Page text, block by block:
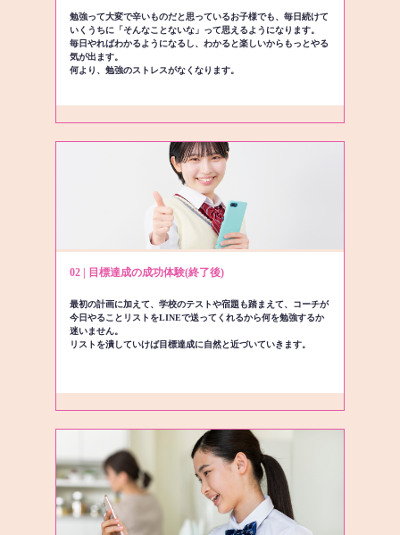
勉強って大変で辛いものだと思っているお子様でも、毎日続けて
いくうちに「そんなことないな」って思えるようになります。
毎日やればわかるようになるし、わかると楽しいからもっとやる
気が出ます。
何より、勉強のストレスがなくなります。
02 | 目標達成の成功体験(終了後)
最初の計画に加えて、学校のテストや宿題も踏まえて、コーチが
今日やることリストをLINEで送ってくれるから何を勉強するか
迷いません。
リストを潰していけば目標達成に自然と近づいていきます。